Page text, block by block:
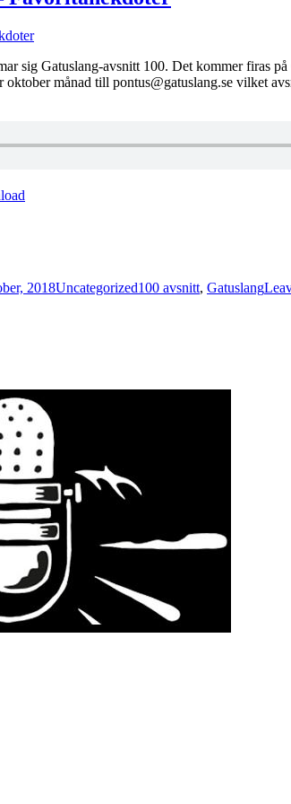
sig Gatuslang-avsnitt 100. Det kommer firas
månad till pontus@gatuslang.se vilket
2018Uncategorized100 avsnitt, Gatuslang